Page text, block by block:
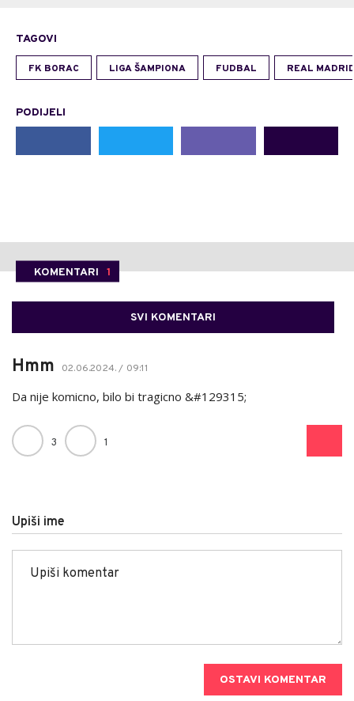
TAGOVI
FK BORAC LIGA ŠAMPIONA FUDBAL REAL
PODIJELI
KOMENTARI 1
SVI KOMENTARI
Hmm 02.06.2024. / 09:11
Da nije komicno, bilo bi tragicno &#129315;
3 1
Upiši ime
OSTAVI KOMENTAR